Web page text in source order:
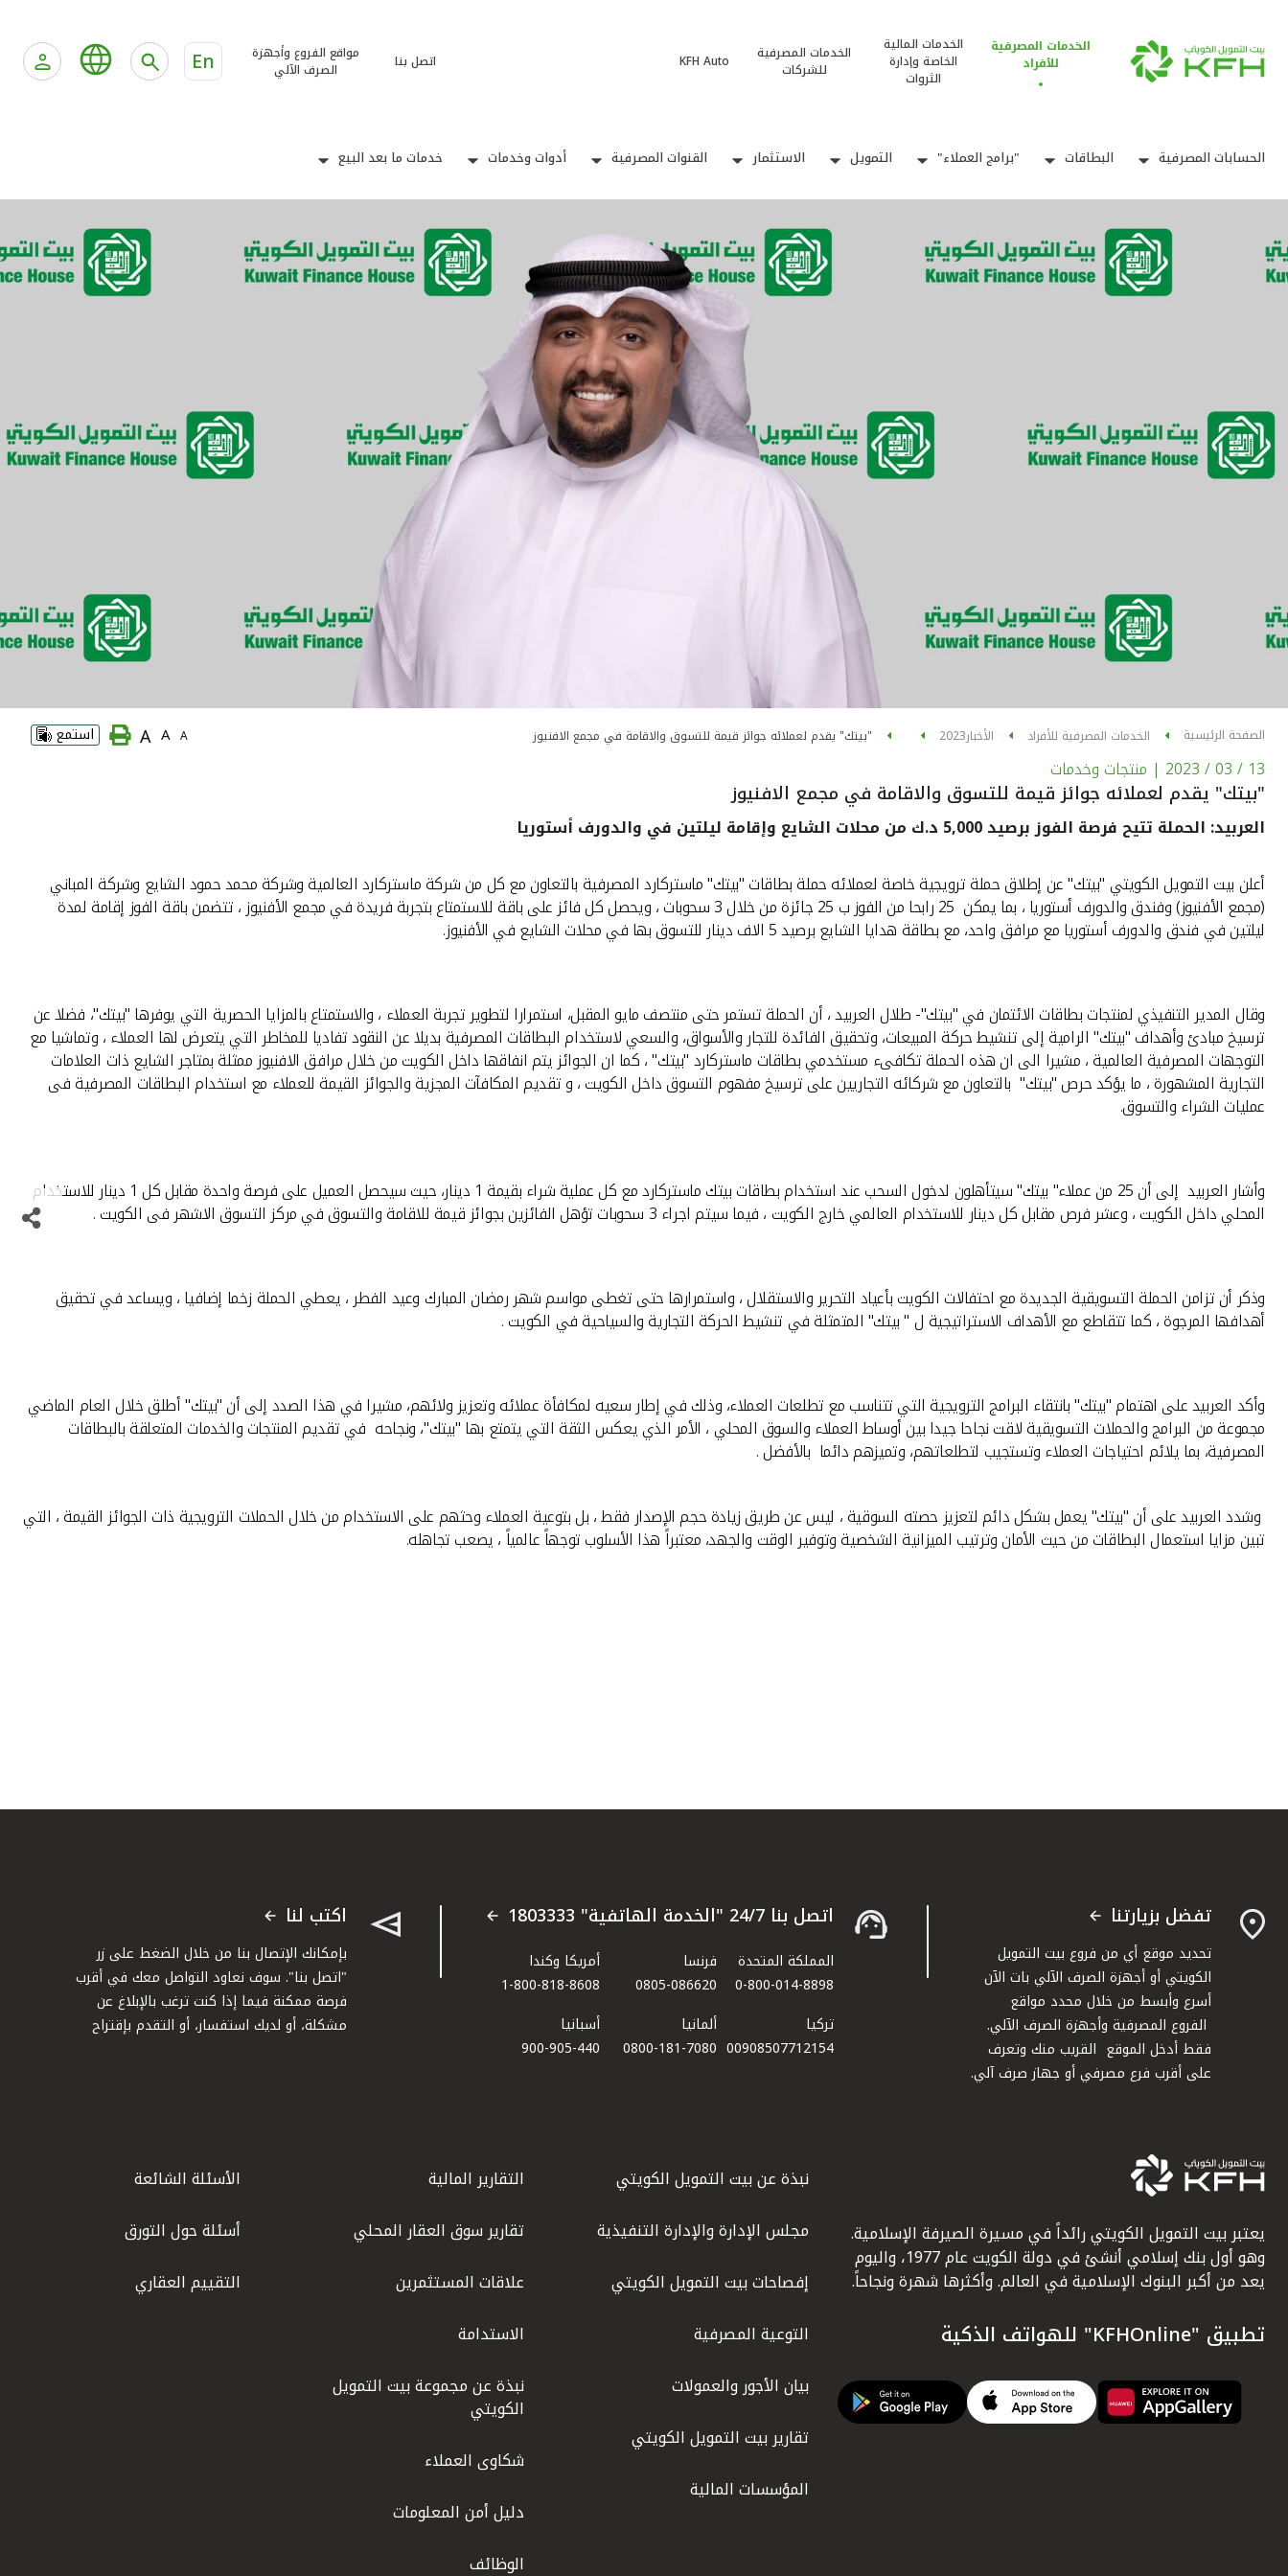
الخدمات المصرفية
للأفراد
الخدمات المالية
الخاصة وإدارة
الثروات
الخدمات المصرفية
للشركات
KFH Auto اتصل بنا
مواقع الفروع وأجهزة
الصرف الآلي
En
الحسابات المصرفية البطاقات "برامج العملاء" التمويل الاستثمار القنوات المصرفية أدوات وخدمات خدمات ما بعد البيع
الصفحة الرئيسية الخدمات المصرفية للأفراد الأخبار2023 "بيتك" يقدم لعملائه جوائز قيمة للتسوق والاقامة في مجمع الافنيوز A
A
A استمع
13 / 03 / 2023 | منتجات وخدمات
"بيتك" يقدم لعملائه جوائز قيمة للتسوق والاقامة في مجمع الافنيوز
العربيد: الحملة تتيح فرصة الفوز برصيد 5,000 د.ك من محلات الشايع وإقامة ليلتين في والدورف أستوريا
أعلن بيت التمويل الكويتي "بيتك" عن إطلاق حملة ترويجية خاصة لعملائه حملة بطاقات "بيتك" ماستركارد المصرفية بالتعاون مع كل من شركة ماستركارد العالمية وشركة محمد حمود الشايع وشركة المباني
(مجمع الأفنيوز) وفندق والدورف أستوريا ، بما يمكن 25 رابحا من الفوز ب 25 جائزة من خلال 3 سحوبات ، ويحصل كل فائز على باقة للاستمتاع بتجربة فريدة في مجمع الأفنيوز ، تتضمن باقة الفوز إقامة لمدة
ليلتين في فندق والدورف أستوريا مع مرافق واحد، مع بطاقة هدايا الشايع برصيد 5 الاف دينار للتسوق بها في محلات الشايع في الأفنيوز.
وقال المدير التنفيذي لمنتجات بطاقات الائتمان في "بيتك"- طلال العربيد ، أن الحملة تستمر حتى منتصف مايو المقبل، استمرارا لتطوير تجربة العملاء ، والاستمتاع بالمزايا الحصرية التي يوفرها "بيتك"، فضلا عن
ترسيخ مبادئ وأهداف "بيتك" الرامية إلى تنشيط حركة المبيعات، وتحقيق الفائدة للتجار والأسواق، والسعي لاستخدام البطاقات المصرفية بديلا عن النقود تفاديا للمخاطر التي يتعرض لها العملاء ، وتماشيا مع
التوجهات المصرفية العالمية ، مشيرا الى ان هذه الحملة تكافىء مستخدمي بطاقات ماستركارد "بيتك" ، كما ان الجوائز يتم انفاقها داخل الكويت من خلال مرافق الافنيوز ممثلة بمتاجر الشايع ذات العلامات
التجارية المشهورة ، ما يؤكد حرص "بيتك" بالتعاون مع شركائه التجاريين على ترسيخ مفهوم التسوق داخل الكويت ، و تقديم المكافآت المجزية والجوائز القيمة للعملاء مع استخدام البطاقات المصرفية فى
عمليات الشراء والتسوق.
وأشار العربيد إلى أن 25 من عملاء" بيتك" سيتأهلون لدخول السحب عند استخدام بطاقات بيتك ماستركارد مع كل عملية شراء بقيمة 1 دينار، حيث سيحصل العميل على فرصة واحدة مقابل كل 1 دينار للاستخدام
المحلي داخل الكويت ، وعشر فرص مقابل كل دينار للاستخدام العالمي خارج الكويت ، فيما سيتم اجراء 3 سحوبات تؤهل الفائزين بجوائز قيمة للاقامة والتسوق في مركز التسوق الاشهر فى الكويت .
وذكر أن تزامن الحملة التسويقية الجديدة مع احتفالات الكويت بأعياد التحرير والاستقلال ، واستمرارها حتى تغطى مواسم شهر رمضان المبارك وعيد الفطر ، يعطي الحملة زخما إضافيا ، ويساعد في تحقيق
أهدافها المرجوة ، كما تتقاطع مع الأهداف الاستراتيجية ل " بيتك" المتمثلة في تنشيط الحركة التجارية والسياحية في الكويت .
وأكد العربيد على اهتمام "بيتك" بانتقاء البرامج الترويجية التي تتناسب مع تطلعات العملاء، وذلك في إطار سعيه لمكافأة عملائه وتعزيز ولائهم، مشيرا في هذا الصدد إلى أن "بيتك" أطلق خلال العام الماضي
مجموعة من البرامج والحملات التسويقية لاقت نجاحا جيدا بين أوساط العملاء والسوق المحلي ، الأمر الذي يعكس الثقة التي يتمتع بها "بيتك"، ونجاحه في تقديم المنتجات والخدمات المتعلقة بالبطاقات
المصرفية، بما يلائم احتياجات العملاء وتستجيب لتطلعاتهم، وتميزهم دائما بالأفضل .
وشدد العربيد على أن "بيتك" يعمل بشكل دائم لتعزيز حصته السوقية ، ليس عن طريق زيادة حجم الإصدار فقط ، بل بتوعية العملاء وحثهم على الاستخدام من خلال الحملات الترويجية ذات الجوائز القيمة ، التي
تبين مزايا استعمال البطاقات من حيث الأمان وترتيب الميزانية الشخصية وتوفير الوقت والجهد، معتبراً هذا الأسلوب توجهاً عالمياً ، يصعب تجاهله.
تفضل بزيارتنا
تحديد موقع أي من فروع بيت التمويل
الكويتي أو أجهزة الصرف الآلي بات الآن
أسرع وأبسط من خلال محدد مواقع
الفروع المصرفية وأجهزة الصرف الآلي.
فقط أدخل الموقع القريب منك وتعرف
على أقرب فرع مصرفي أو جهاز صرف آلي.
اتصل بنا 24/7 "الخدمة الهاتفية" 1803333
المملكة المتحدة
0-800-014-8898
فرنسا
0805-086620
أمريكا وكندا
1-800-818-8608
تركيا
00908507712154​
ألمانيا
0800-181-7080
أسبانيا
900-905-440
اكتب لنا
بإمكانك الإتصال بنا من خلال الضغط على زر
"اتصل بنا". سوف نعاود التواصل معك في أقرب
فرصة ممكنة فيما إذا كنت ترغب بالإبلاغ عن
مشكلة، أو لديك استفسار، أو التقدم بإقتراح
يعتبر بيت التمويل الكويتي رائداً في مسيرة الصيرفة الإسلامية.
وهو أول بنك إسلامي أنشئ في دولة الكويت عام 1977، واليوم
يعد من أكبر البنوك الإسلامية في العالم. وأكثرها شهرة ونجاحاً.
تطبيق "KFHOnline" للهواتف الذكية
نبذة عن بيت التمويل الكويتي
مجلس الإدارة والإدارة التنفيذية
إفصاحات بيت التمويل الكويتي
التوعية المصرفية
بيان الأجور والعمولات
تقارير بيت التمويل الكويتي
المؤسسات المالية
التقارير المالية
تقارير سوق العقار المحلي
علاقات المستثمرين
الاستدامة
نبذة عن مجموعة بيت التمويل
الكويتي
شكاوى العملاء
دليل أمن المعلومات
الوظائف
الأسئلة الشائعة
أسئلة حول التورق
التقييم العقاري